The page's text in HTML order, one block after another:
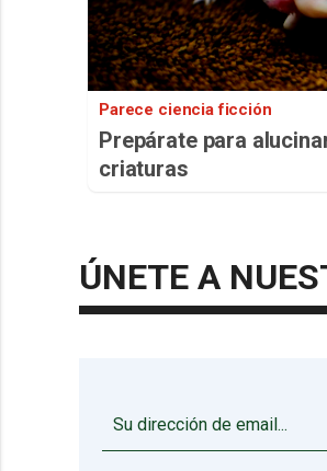
Parece ciencia ficción
Prepárate para
criaturas
ÚNETE A